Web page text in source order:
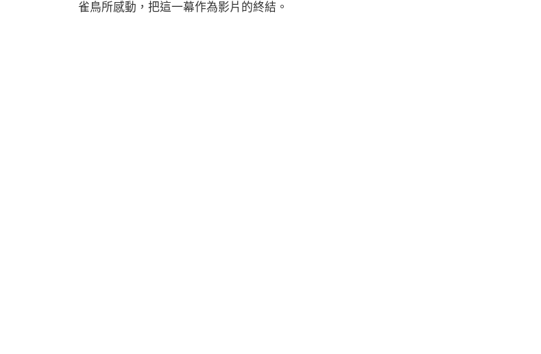
雀鳥所感動，把這一幕作為影片的終結。